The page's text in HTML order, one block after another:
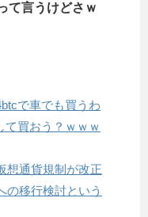
て言うけどさｗ
で車でも買うわ
買おう？ｗｗｗ
想通貨規制が改正
の移行検討という